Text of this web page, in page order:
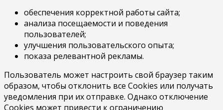
обеспечения корректной работы сайта;
анализа посещаемости и поведения
пользователей;
улучшения пользовательского опыта;
показа релевантной рекламы.
Пользователь может настроить свой браузер таким
образом, чтобы отклонить все Cookies или получать
уведомления при их отправке. Однако отключение
Cookies может привести к ограничению